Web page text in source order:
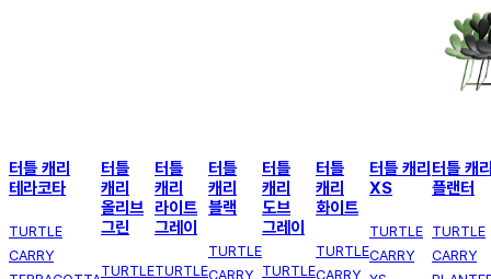
터틀 캐리
테라코타
TURTLE
CARRY
터틀
캐리
올리브
그린
TURTLE
터틀
캐리
라이트
그레이
TURTLE
터틀
캐리
블랙
TURTLE
CARRY
터틀
캐리
도브
그레이
TURTLE
터틀
캐리
화이트
TURTLE
CARRY
터틀 캐리
XS
TURTLE
CARRY
터틀 캐
플랜터
TURTLE
CARRY